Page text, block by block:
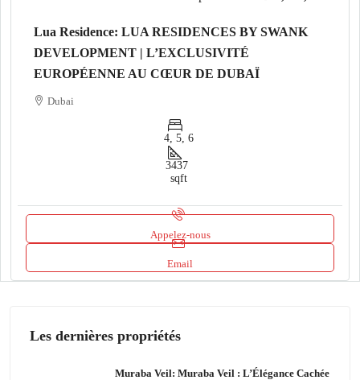
Lua Residence: LUA RESIDENCES BY SWANK
DEVELOPMENT | L’EXCLUSIVITÉ
EUROPÉENNE AU CŒUR DE DUBAÏ
Dubai
4, 5, 6
3437
sqft
Appelez-nous
Email
Les dernières propriétés
Muraba Veil: Muraba Veil : L’Élégance Cachée